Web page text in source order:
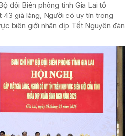
đội Biên phòng tỉnh Gia Lai tổ
già làng, Người có uy tín trong
biên giới nhân dịp Tết Nguyên đán